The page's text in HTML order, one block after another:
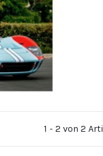
1 - 2 von 2